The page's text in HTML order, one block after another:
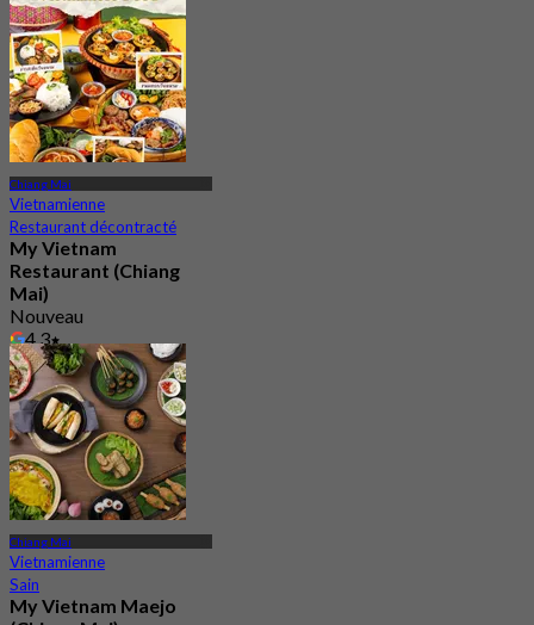
Chiang Mai
Vietnamienne
Restaurant décontracté
My Vietnam
Restaurant (Chiang
Mai)
Nouveau
4.3
De฿ 347.5
Chiang Mai
Vietnamienne
Sain
My Vietnam Maejo